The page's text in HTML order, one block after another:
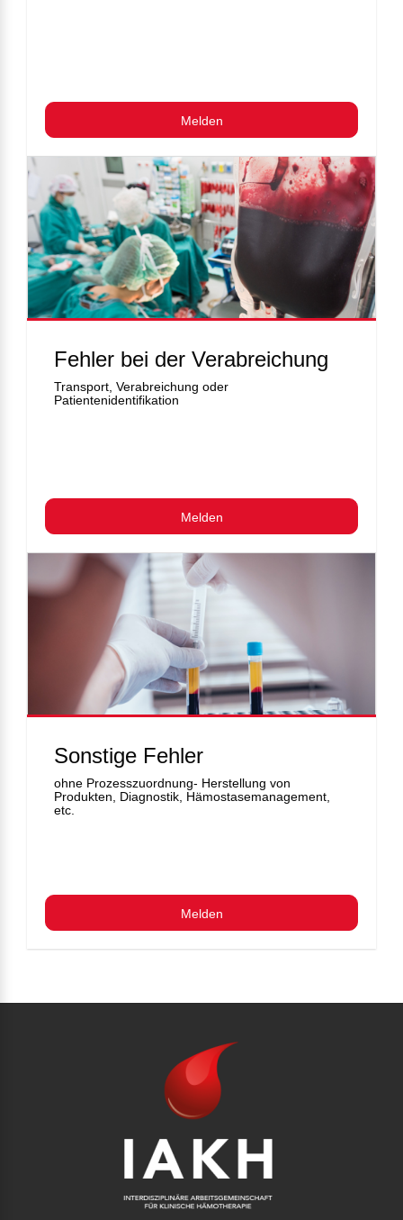
Melden
Fehler bei der Verabreichung
Transport, Verabreichung oder
Patientenidentifikation
Melden
Sonstige Fehler
ohne Prozesszuordnung- Herstellung von
Produkten, Diagnostik, Hämostasemanagement,
etc.
Melden